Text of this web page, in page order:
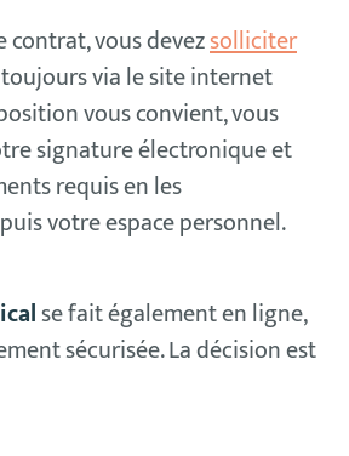
contrat, vous devezsolliciter
toujours via le site internet
vous convient, vous
signature électronique et
requis en les
votre espace personnel.
se fait également en ligne,
sécurisée. La décision est